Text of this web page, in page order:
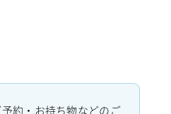
約・お持ち物などのご